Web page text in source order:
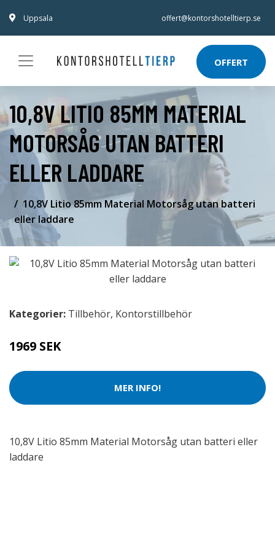
Uppsala offert@kontorshotelltierp.se
OFFERT
10,8V LITIO 85MM MATERIAL
MOTORSÅG UTAN BATTERI
ELLER LADDARE
10,8V Litio 85mm Material Motorsåg utan batteri
eller laddare
Kategorier: Tillbehör, Kontorstillbehör
1969 SEK
MER INFO!
10,8V Litio 85mm Material Motorsåg utan batteri eller
laddare